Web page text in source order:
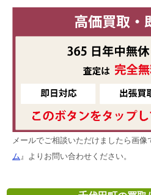
メールでご相談いただけましたら画像
ム 』よりお問い合わせください。